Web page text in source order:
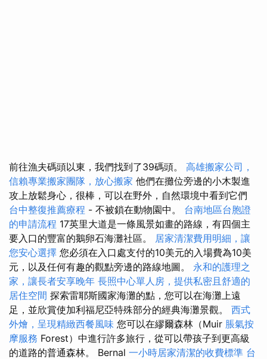
前往漁夫碼頭以東，我們找到了39碼頭。 高雄搬家公司，
信賴專業搬家團隊，放心搬家 他們在攤位旁邊的小木製進
攻上放鬆身心，很棒，可以在野外，自然環境中看到它們
台中整復推薦療程 - 不被鎖在動物園中。 台南地區台胞證
的申請流程 17英里大道是一條風景如畫的路線，有四個主
要入口的豐富的鵝卵石海灘社區。 居家清潔費用明細，讓
您安心選擇 您必須在入口處支付的10美元的入場費為10美
元，以及任何有趣的觀點旁邊的路線地圖。 永和的護理之
家，讓長者安享晚年 長照中心單人房，提供私密且舒適的
居住空間 探索雷耶斯國家海灘的點，您可以在海灘上遠
足，並欣賞使加利福尼亞特殊部分的經典海灘景觀。 西式
外燴，呈現精緻西餐風味 您可以在繆爾森林（Muir 脹氣按
摩服務 Forest）中進行許多旅行，從可以帶孩子到更高級
的道路的普通森林。 Bernal 一小時居家清潔的收費標準 台